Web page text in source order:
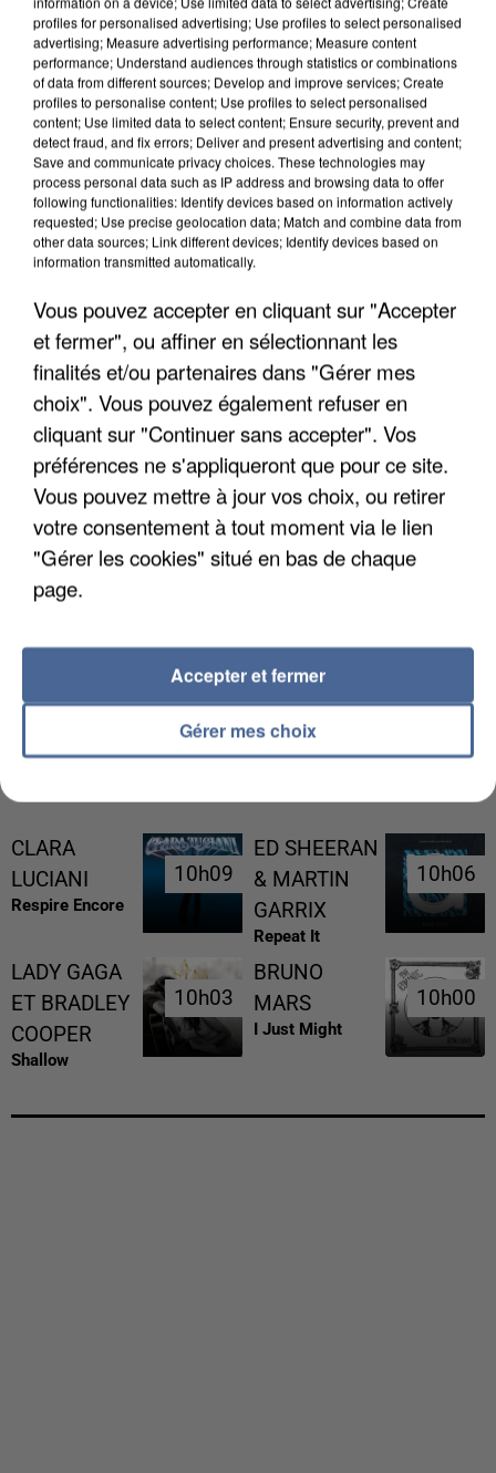
APRÈS TOUTES CES CANICULES, LES REFUGES
DE FAUNE SAUVAGE SONT...
L’UN DES FONDATEURS SUPPOSÉS DE LA DZ
MAFIA INTERPELLÉ EN ALGÉRIE
CLARA
LUCIANI
Respire Encore
10h09
10h09
ED SHEERAN
& MARTIN
GARRIX
Repeat It
10h06
10h06
LADY GAGA
ET BRADLEY
COOPER
Shallow
10h03
10h03
BRUNO
MARS
I Just Might
10h00
10h00
profiles for personalised advertising; Use profiles to select personalised
advertising; Measure advertising performance; Measure content
performance; Understand audiences through statistics or combinations
of data from different sources; Develop and improve services; Create
profiles to personalise content; Use profiles to select personalised
content; Use limited data to select content; Ensure security, prevent and
detect fraud, and fix errors; Deliver and present advertising and content;
Save and communicate privacy choices. These technologies may
process personal data such as IP address and browsing data to offer
following functionalities: Identify devices based on information actively
requested; Use precise geolocation data; Match and combine data from
other data sources; Link different devices; Identify devices based on
information transmitted automatically.
Vous pouvez accepter en cliquant sur "Accepter
et fermer", ou affiner en sélectionnant les
finalités et/ou partenaires dans "Gérer mes
choix". Vous pouvez également refuser en
cliquant sur "Continuer sans accepter". Vos
préférences ne s'appliqueront que pour ce site.
Vous pouvez mettre à jour vos choix, ou retirer
votre consentement à tout moment via le lien
"Gérer les cookies" situé en bas de chaque
page.
Gérer mes choix
Accepter et fermer